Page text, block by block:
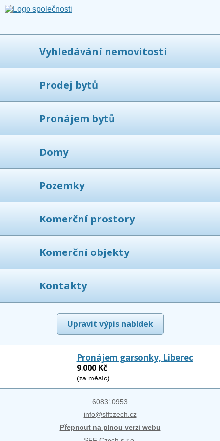
Vyhledávání nemovitostí
Prodej bytů
Pronájem bytů
Domy
Pozemky
Komerční prostory
Komerční objekty
Kontakty
Upravit výpis nabídek
Pronájem garsonky, Liberec
9.000 Kč
(za měsíc)
608310953
info@sffczech.cz
Přepnout na plnou verzi webu